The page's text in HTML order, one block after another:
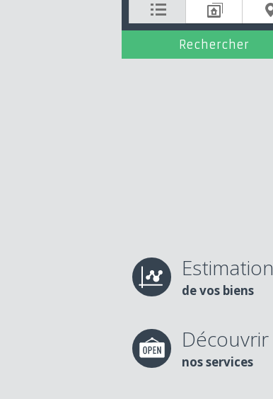
Estimation
de vos biens
Découvrir
nos services